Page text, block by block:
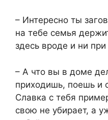
– Интересно ты
на тебе семья
здесь вроде и ни
– А что вы в доме
приходишь, поешь и
Славка с тебя
свою не убирает, а